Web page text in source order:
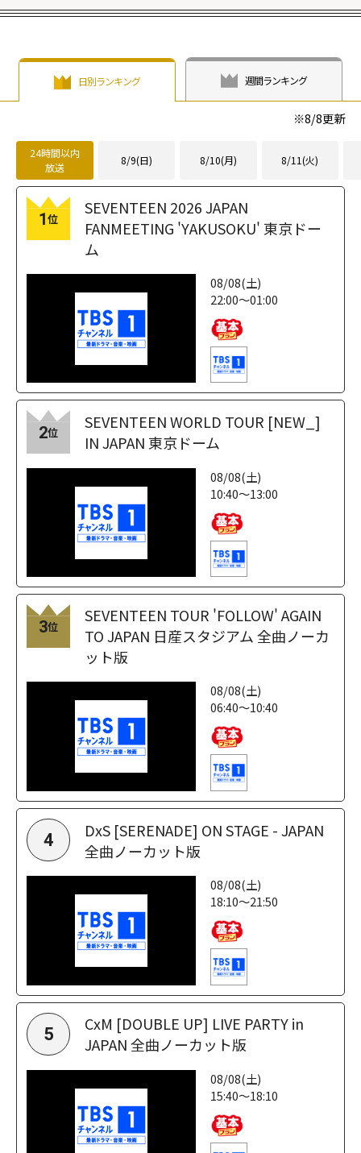
日別ランキング 週間ランキング
※8/8更新
24時間以内
放送
8/9(日) 8/10(月) 8/11(火)
1位
SEVENTEEN 2026 JAPAN
FANMEETING 'YAKUSOKU' 東京ドー
ム
08/08(土)
22:00～01:00
2位
SEVENTEEN WORLD TOUR [NEW_]
IN JAPAN 東京ドーム
08/08(土)
10:40～13:00
3位
SEVENTEEN TOUR 'FOLLOW' AGAIN
TO JAPAN 日産スタジアム 全曲ノーカ
ット版
08/08(土)
06:40～10:40
4
DxS [SERENADE] ON STAGE - JAPAN
全曲ノーカット版
08/08(土)
18:10～21:50
5
CxM [DOUBLE UP] LIVE PARTY in
JAPAN 全曲ノーカット版
08/08(土)
15:40～18:10